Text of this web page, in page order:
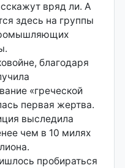
вряд ли. А
здесь на группы
благодаря
«греческой
первая жертва.
выследила
чем в 10 милях
пробираться